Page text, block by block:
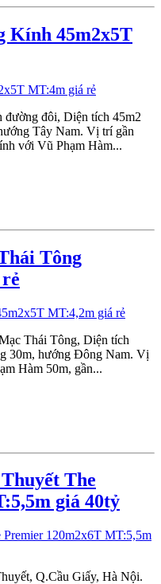
Kính 45m2x5T
đường đôi, Diện tích 45m2
Tây Nam. Vị trí gần
với Vũ Phạm Hàm...
Tông
Thái Tông, Diện tích
30m, hướng Đông Nam. Vị
Hàm 50m, gần...
The
giá 40tỷ
Q.Cầu Giấy, Hà Nội.